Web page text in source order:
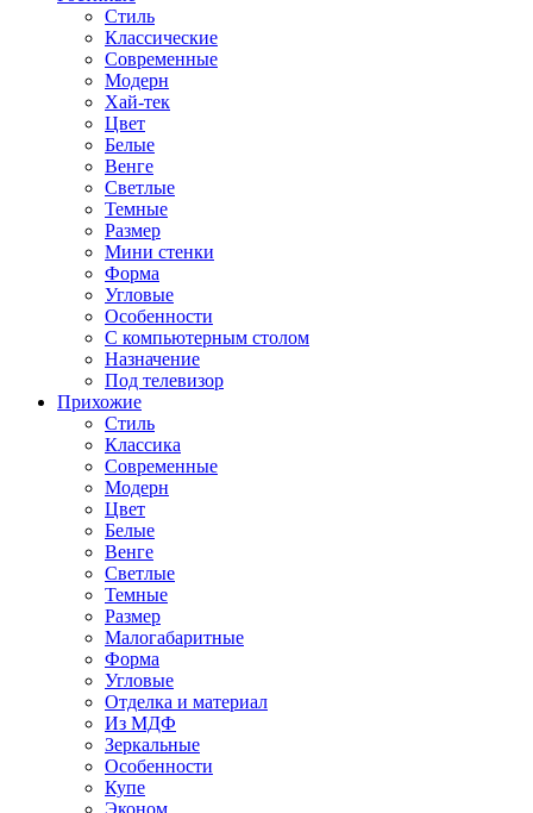
Стиль
Классические
Современные
Модерн
Хай-тек
Цвет
Белые
Венге
Светлые
Темные
Размер
Мини стенки
Форма
Угловые
Особенности
С компьютерным столом
Назначение
Под телевизор
Прихожие
Стиль
Классика
Современные
Модерн
Цвет
Белые
Венге
Светлые
Темные
Размер
Малогабаритные
Форма
Угловые
Отделка и материал
Из МДФ
Зеркальные
Особенности
Купе
Эконом